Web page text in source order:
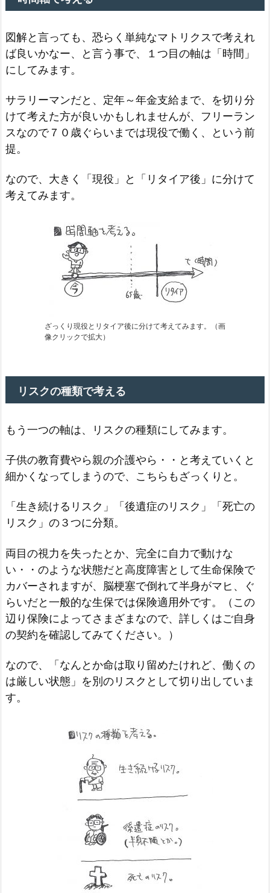
図解と言っても、恐らく単純なマトリクスで考えれ
ば良いかなー、と言う事で、１つ目の軸は「時間」
にしてみます。
サラリーマンだと、定年～年金支給まで、を切り分
けて考えた方が良いかもしれませんが、フリーラン
スなので７０歳ぐらいまでは現役で働く、という前
提。
なので、大きく「現役」と「リタイア後」に分けて
考えてみます。
ざっくり現役とリタイア後に分けて考えてみます。（画
像クリックで拡大）
リスクの種類で考える
もう一つの軸は、リスクの種類にしてみます。
子供の教育費やら親の介護やら・・と考えていくと
細かくなってしまうので、こちらもざっくりと。
「生き続けるリスク」「後遺症のリスク」「死亡の
リスク」の３つに分類。
両目の視力を失ったとか、完全に自力で動けな
い・・のような状態だと高度障害として生命保険で
カバーされますが、脳梗塞で倒れて半身がマヒ、ぐ
らいだと一般的な生保では保険適用外です。（この
辺り保険によってさまざまなので、詳しくはご自身
の契約を確認してみてください。）
なので、「なんとか命は取り留めたけれど、働くの
は厳しい状態」を別のリスクとして切り出していま
す。